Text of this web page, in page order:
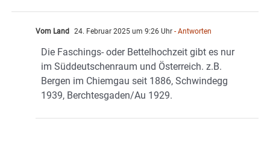
Vom Land 24. Februar 2025 um 9:26 Uhr - Antworten
Die Faschings- oder Bettelhochzeit gibt es nur
im Süddeutschenraum und Österreich. z.B.
Bergen im Chiemgau seit 1886, Schwindegg
1939, Berchtesgaden/Au 1929.